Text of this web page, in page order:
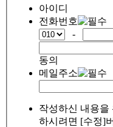
아이디
전화번호
-
동의
메일주소
작성하신 내용을
하시려면 [수정]